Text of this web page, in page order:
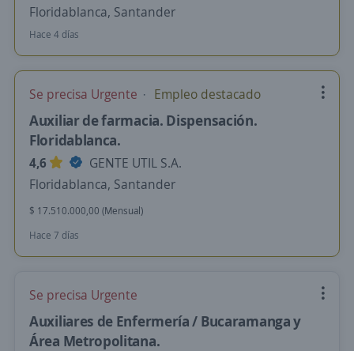
Floridablanca, Santander
Hace 4 días
Se precisa Urgente Empleo destacado
Auxiliar de farmacia. Dispensación.
Floridablanca.
4,6
GENTE UTIL S.A.
Floridablanca, Santander
$ 17.510.000,00 (Mensual)
Hace 7 días
Se precisa Urgente
Auxiliares de Enfermería / Bucaramanga y
Área Metropolitana.